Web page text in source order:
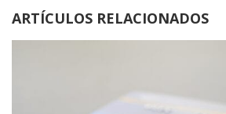
ARTÍCULOS RELACIONADOS